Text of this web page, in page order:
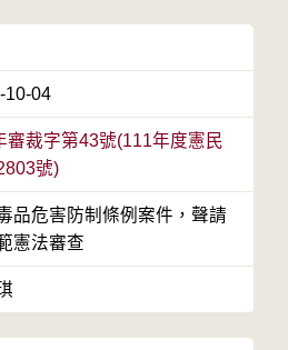
10-04
審裁字第43號(111年度憲民
號)
品危害防制條例案件，聲請
憲法審查